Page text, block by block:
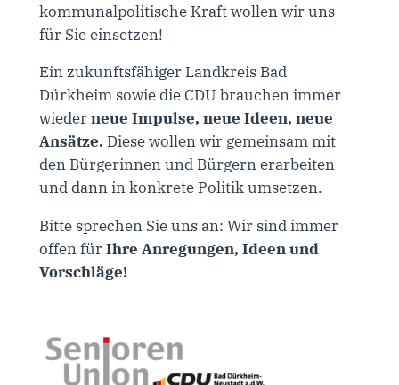
kommunalpolitische Kraft wollen wir uns
für Sie einsetzen!
Ein zukunftsfähiger Landkreis Bad
Dürkheim sowie die CDU brauchen immer
wiederneue Impulse, neue Ideen, neue
Ansätze. Diese wollen wir gemeinsam mit
den Bürgerinnen und Bürgern erarbeiten
und dann in konkrete Politik umsetzen.
Bitte sprechen Sie uns an: Wir sind immer
offen fürIhre Anregungen, Ideen und
Vorschläge!